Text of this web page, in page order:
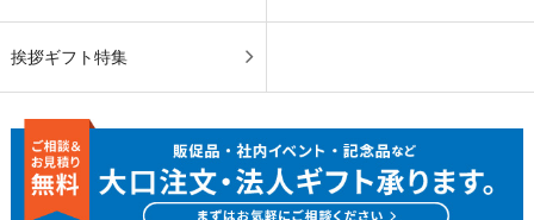
挨拶ギフト特集